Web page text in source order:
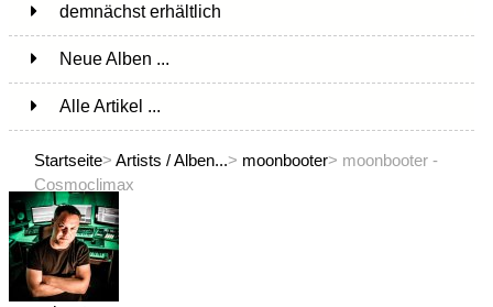
demnächst erhältlich
Neue Alben ...
Alle Artikel ...
Startseite> Artists / Alben...> moonbooter> moonbooter -
Cosmoclimax